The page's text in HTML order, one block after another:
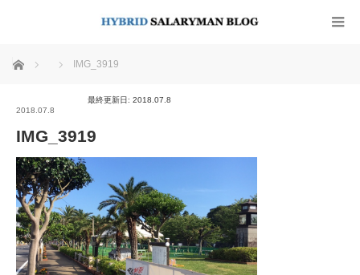
ホーム IMG_3919
2018.07.8
最終更新日: 2018.07.8
IMG_3919